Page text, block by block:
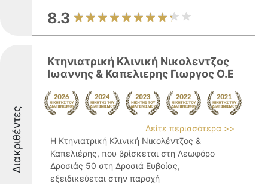
8.3
Διακριθέντες
Κτηνιατρική Κλινική Νικολεντζος
Ιωαννης & Καπελιερης Γιωργος Ο.Ε
Δείτε περισσότερα >>
Η Κτηνιατρική Κλινική Νικολέντζος &
Καπελιέρης, που βρίσκεται στη Λεωφόρο
Δροσιάς 50 στη Δροσιά Ευβοίας,
εξειδικεύεται στην παροχή